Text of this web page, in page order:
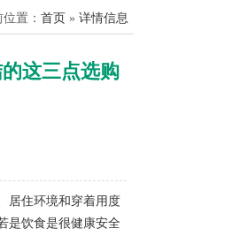
位置：首页 »详情信息
这三点选购
居住环境和穿着用度
是饮食是很健康安全